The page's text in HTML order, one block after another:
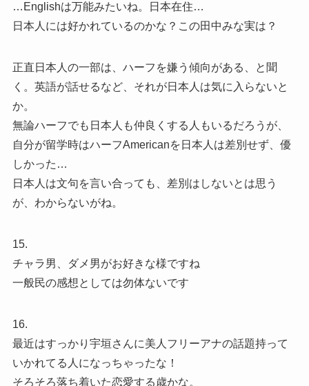
…Englishは万能みたいね。日本在住…
日本人には好かれているのかな？この田中みな実は？
正直日本人の一部は、ハーフを嫌う傾向がある、と聞
く。英語が話せるなど、それが日本人は気に入らないと
か。
無論ハーフでも日本人も仲良くする人もいるだろうが、
自分が留学時はハーフAmericanを日本人は差別せず、優
しかった…
日本人は文句を言い合っても、差別はしないとは思う
が、わからないがね。
15.
チャラ男、ダメ男がお好きな様ですね
一般民の感想としては勿体ないです
16.
最近はすっかり宇垣さんに美人フリーアナの話題持って
いかれてる人になっちゃったな！
そろそろ落ち着いた恋愛する歳かな。